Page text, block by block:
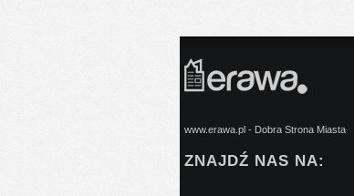
www.erawa.pl - Dobra Strona Miasta
ZNAJDŹ NAS NA: